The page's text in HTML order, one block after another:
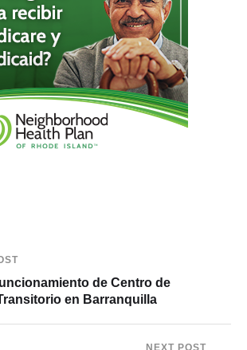
de Centro de
en Barranquilla
NEXT POST